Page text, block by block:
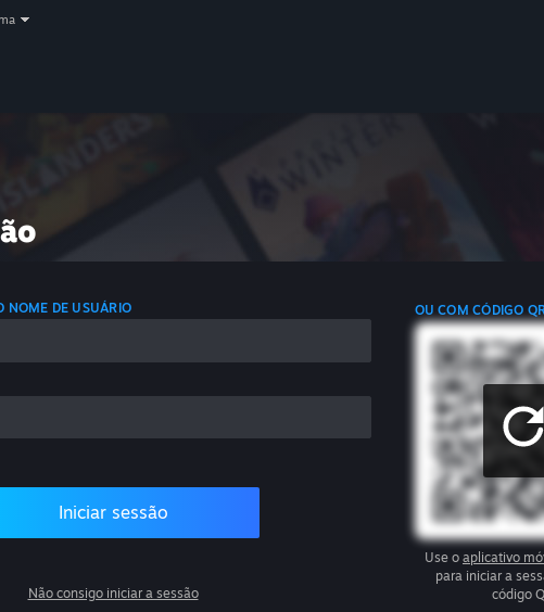
NOME DE USUÁRIO
Iniciar sessão
Não consigo iniciar a sessão
OU COM CÓDIGO
Use o aplicativo
para iniciar a
código